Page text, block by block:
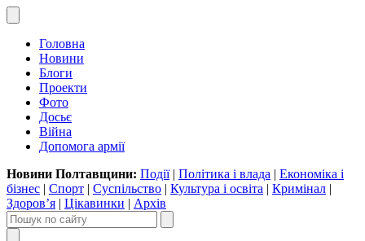
Головна
Новини
Блоги
Проекти
Фото
Досьє
Війна
Допомога армії
Новини Полтавщини: Події| Політика і влада | Економіка і
бізнес | Спорт | Суспільство | Культура і освіта | Кримінал |
Здоров’я | Цікавинки | Архів